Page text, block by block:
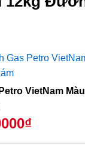
VietNam